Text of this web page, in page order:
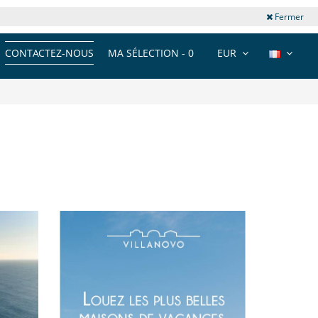
Fermer
EUR
MA SÉLECTION - 0
CONTACTEZ-NOUS